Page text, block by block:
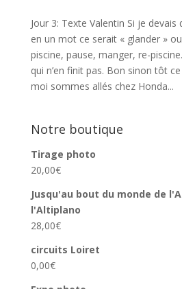
Jour 3: Texte Valentin Si je
en un mot ce serait « glander »
piscine, pause, manger, re-
qui n’en finit pas. Bon sinon tôt
moi sommes allés chez Honda...
Notre boutique
Tirage photo
20,00€
Jusqu'au bout du monde de
l'Altiplano
28,00€
circuits Loiret
0,00€